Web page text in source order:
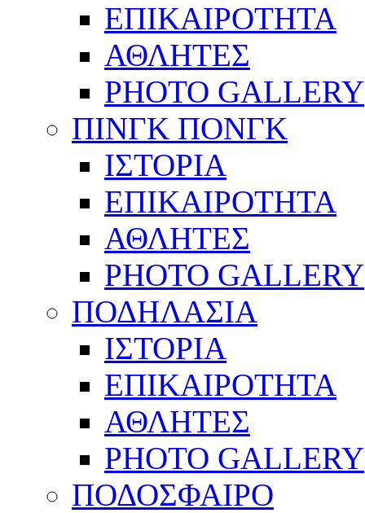
ΕΠΙΚΑΙΡΟΤΗΤΑ
ΑΘΛΗΤΕΣ
PHOTO GALLERY
ΠΙΝΓΚ ΠΟΝΓΚ
ΙΣΤΟΡΙΑ
ΕΠΙΚΑΙΡΟΤΗΤΑ
ΑΘΛΗΤΕΣ
PHOTO GALLERY
ΠΟΔΗΛΑΣΙΑ
ΙΣΤΟΡΙΑ
ΕΠΙΚΑΙΡΟΤΗΤΑ
ΑΘΛΗΤΕΣ
PHOTO GALLERY
ΠΟΔΟΣΦΑΙΡΟ